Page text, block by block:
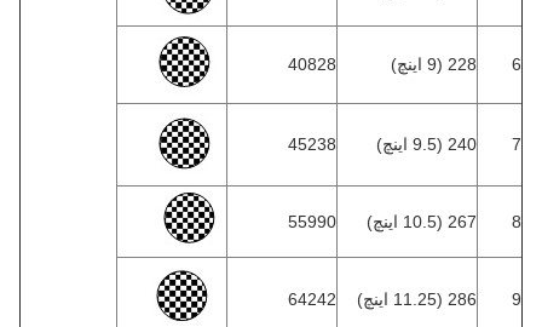
228 (9 اینچ) 40828
240 (9.5 اینچ) 45238
267 (10.5 اینچ) 55990
286 (11.25 اینچ) 64242